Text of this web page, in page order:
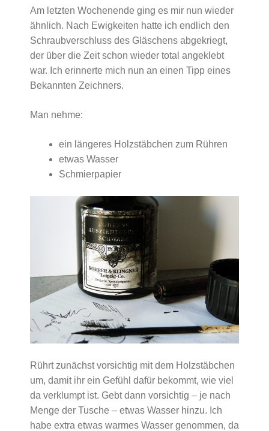
Am letzten Wochenende ging es mir nun wieder
ähnlich. Nach Ewigkeiten hatte ich endlich den
Schraubverschluss des Gläschens abgekriegt,
der über die Zeit schon wieder total angeklebt
war. Ich erinnerte mich nun an einen Tipp eines
Bekannten Zeichners.
Man nehme:
ein längeres Holzstäbchen zum Rühren
etwas Wasser
Schmierpapier
Rührt zunächst vorsichtig mit dem Holzstäbchen
um, damit ihr ein Gefühl dafür bekommt, wie viel
da verklumpt ist. Gebt dann vorsichtig – je nach
Menge der Tusche – etwas Wasser hinzu. Ich
habe extra etwas warmes Wasser genommen, da